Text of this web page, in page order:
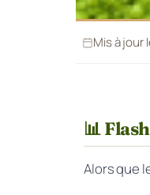
Mis à jour
📊
Alors que